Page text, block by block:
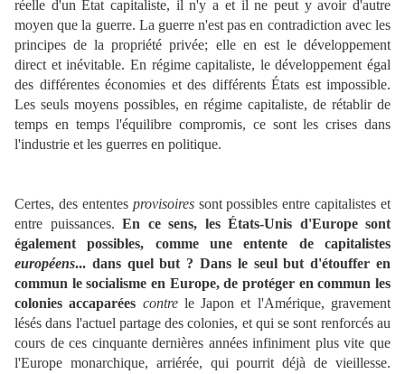
réelle d'un État capitaliste, il n'y a et il ne peut y avoir d'autre
moyen que la guerre. La guerre n'est pas en contradiction avec les
principes de la propriété privée; elle en est le développement
direct et inévitable. En régime capitaliste, le développement égal
des différentes économies et des différents États est impossible.
Les seuls moyens possibles, en régime capitaliste, de rétablir de
temps en temps l'équilibre compromis, ce sont les crises dans
l'industrie et les guerres en politique.
Certes, des ententes provisoires sont possibles entre capitalistes et
entre puissances. En ce sens, les États-Unis d'Europe sont
également possibles, comme une entente de capitalistes
européens... dans quel but ? Dans le seul but d'étouffer en
commun le socialisme en Europe, de protéger en commun les
colonies accaparées contre le Japon et l'Amérique, gravement
lésés dans l'actuel partage des colonies, et qui se sont renforcés au
cours de ces cinquante dernières années infiniment plus vite que
l'Europe monarchique, arriérée, qui pourrit déjà de vieillesse.